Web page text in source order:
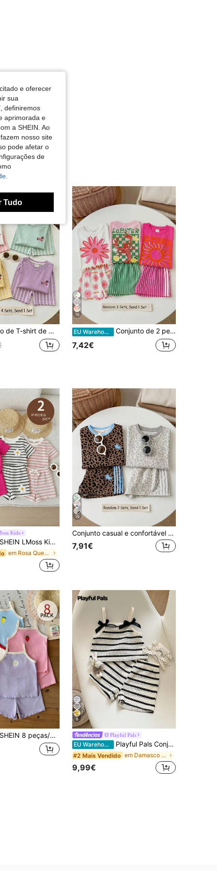
vintage casual, com estampado mini cartoon de cão dachshund, riscas largas, simples, confortável, para verão, rapariga elegante, regresso a casa
16
EU Warehouse Conjunto de 2 peças para menina bebé, t-shirt de manga curta com gola redonda, corte largo, estilo casual minimalista, padrão às riscas com lagosta, bloco de cores, retro, férias à beira-mar, adequado para primavera/verão, uso diário, casual, passeios e campus
7,42€
Kids
SHEIN LMoss Kids Conjunto de 2 peças para bebê menina com blusa de manga curta bordada com letras e flores e shorts com elástico na cintura.
em Rosa Quente Conjuntos para bebé menina
19
Conjunto casual e confortável de 2 peças para bebé menina, t-shirt de manga curta com gola redonda e calções, estampado leopardo castanho e riscas azuis, estilo vintage fofo, adequado para primavera/verão, uso diário, férias, festivais, passeios, campus, desporto, regresso a casa e volta às aulas
7,91€
SHEIN 8 peças/Bebé menina 0-3 anos Macio Verão Paleta de Cores Verão Fofo Férias Tricotado Canelado Assimétrico Colete T-shirt Top e Shorts Conjunto Uso Diário Passeio
6
Playful Pals
EU Warehouse Playful Pals Conjunto infantil feminino de 2 peças: blusa regata listrada em jacquard sem mangas + shorts com elástico na cintura. Ideal para passeios de verão ou férias.
#2 Mais Vendido em Damasco Conjuntos para bebé menina
9,99€
e oferecer
sua
definiremos
aprimorada e
a SHEIN. Ao
nosso site
pode afetar o
de
Tudo